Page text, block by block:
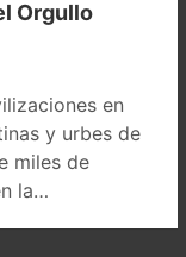
Orgullo
en
y urbes de
miles de
la…